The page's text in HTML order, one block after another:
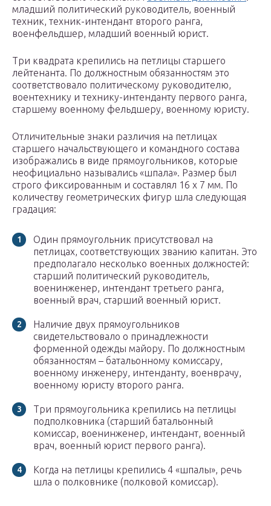
младший политический руководитель, военный
техник, техник-интендант второго ранга,
военфельдшер, младший военный юрист.
Три квадрата крепились на петлицы старшего
лейтенанта. По должностным обязанностям это
соответствовало политическому руководителю,
воентехнику и технику-интенданту первого ранга,
старшему военному фельдшеру, военному юристу.
Отличительные знаки различия на петлицах
старшего начальствующего и командного состава
изображались в виде прямоугольников, которые
неофициально назывались «шпала». Размер был
строго фиксированным и составлял 16 х 7 мм. По
количеству геометрических фигур шла следующая
градация:
Один прямоугольник присутствовал на
петлицах, соответствующих званию капитан. Это
предполагало несколько военных должностей:
старший политический руководитель,
военинженер, интендант третьего ранга,
военный врач, старший военный юрист.
Наличие двух прямоугольников
свидетельствовало о принадлежности
форменной одежды майору. По должностным
обязанностям – батальонному комиссару,
военному инженеру, интенданту, военврачу,
военному юристу второго ранга.
Три прямоугольника крепились на петлицы
подполковника (старший батальонный
комиссар, военинженер, интендант, военный
врач, военный юрист первого ранга).
Когда на петлицы крепились 4 «шпалы», речь
шла о полковнике (полковой комиссар).